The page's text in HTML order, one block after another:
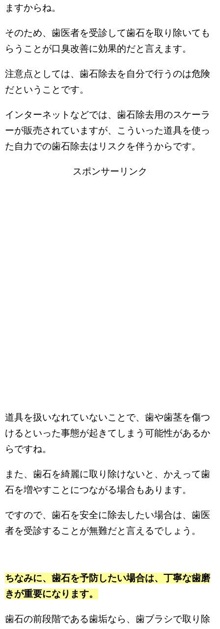
ますからね。
そのため、歯医者を受診して歯石を取り除いても
らうことが口臭改善に効果的だと言えます。
注意点としては、歯石除去を自分で行うのは危険
だということです。
インターネットなどでは、歯石除去用のスケーラ
ーが販売されていますが、こういった道具を使っ
た自力での歯石除去はリスクを伴うからです。
スポンサーリンク
道具を扱いなれていないことで、歯や歯茎を傷つ
けるといった事態が起きてしまう可能性があるか
らですね。
また、歯石を綺麗に取り除けないと、かえって歯
石を増やすことにつながる場合もあります。
ですので、歯石を安全に除去したい場合は、歯医
者を受診することが無難だと言えるでしょう。
ちなみに、歯石を予防したい場合は、丁寧な歯磨
きが重要になります。
歯石の前段階である歯垢なら、歯ブラシで取り除